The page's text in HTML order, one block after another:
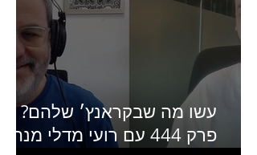
עשו מה שבקראנץ׳ שלהם?
פרק 444 עם רועי מדלי מנהל